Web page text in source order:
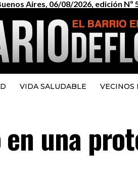
Aires, 06/08/2026, edición Nº
VIDA SALUDABLE VECINOS
una